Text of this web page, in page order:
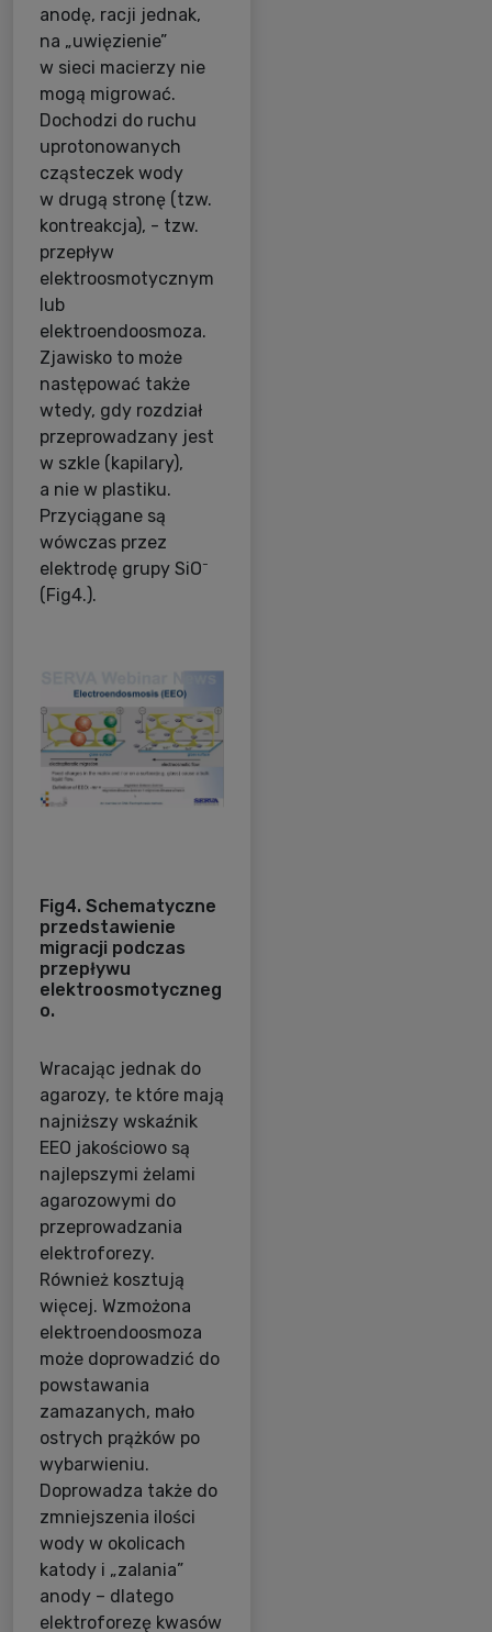
anodę, racji jednak,
na „uwięzienie”
w sieci macierzy nie
mogą migrować.
Dochodzi do ruchu
uprotonowanych
cząsteczek wody
w drugą stronę (tzw.
kontreakcja), - tzw.
przepływ
elektroosmotycznym
lub
elektroendoosmoza.
Zjawisko to może
następować także
wtedy, gdy rozdział
przeprowadzany jest
w szkle (kapilary),
a nie w plastiku.
Przyciągane są
wówczas przez
elektrodę grupy SiO-
(Fig4.).
Fig4. Schematyczne
przedstawienie
migracji podczas
przepływu
elektroosmotyczneg
o.
Wracając jednak do
agarozy, te które mają
najniższy wskaźnik
EEO jakościowo są
najlepszymi żelami
agarozowymi do
przeprowadzania
elektroforezy.
Również kosztują
więcej. Wzmożona
elektroendoosmoza
może doprowadzić do
powstawania
zamazanych, mało
ostrych prążków po
wybarwieniu.
Doprowadza także do
zmniejszenia ilości
wody w okolicach
katody i „zalania”
anody – dlatego
elektroforezę kwasów